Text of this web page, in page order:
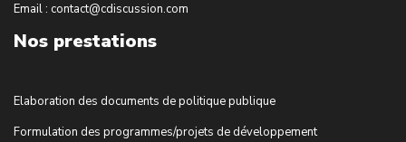
Email : contact@cdiscussion.com
Nos prestations
Elaboration des documents de politique publique
Formulation des programmes/projets de développement